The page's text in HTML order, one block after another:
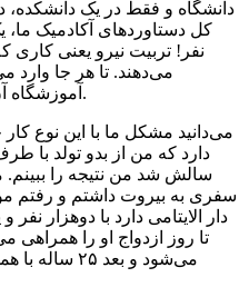
دانشگاه و فقط در یک دانشکده،
نفر! تربیت نیرو یعنی کاری
می‌دهند. تا هر جا وارد
آموزشگاه آن طرف… این می‌شود کار تربیتی.
می‌دانید مشکل ما با این نوع کار
سالش شد من نتیجه را ببینم.
سفری به بیروت داشتم و
دار الایتامی دارد با دوهزار
تا روز ازدواج او را
می‌شود و